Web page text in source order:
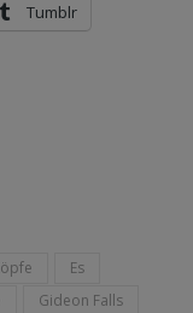
Tumblr
Es
Gideon Falls